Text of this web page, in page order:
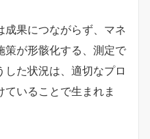
成果につながらず、マネ
策が形骸化する、測定で
た状況は、適切なプロ
いることで生まれま